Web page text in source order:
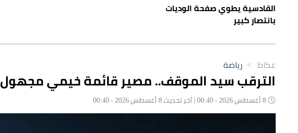
القادسية يطوي صفحة الوديات
بانتصار كبير
عكاظ > رياضة
الترقب سيد الموقف.. مصير قائمة خيمي مجهول